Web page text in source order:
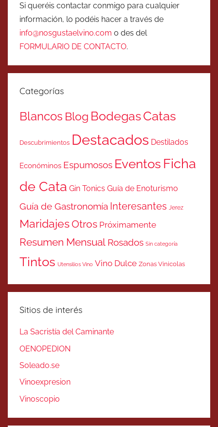
Si queréis contactar conmigo para cualquier
información, lo podéis hacer a través de
info@nosgustaelvino.com o des del
FORMULARIO DE CONTACTO.
Categorías
Blancos Blog BodegasCatas
Descubrimientos Destacados Destilados
Económinos Espumosos Eventos Ficha
de Cata Gin Tonics Guía de Enoturismo
Guía de Gastronomía Interesantes Jerez
MaridajesOtros Próximamente
Resumen Mensual Rosados Sin categoría
Tintos Utensilios Vino Vino Dulce Zonas Vinicolas
Sitios de interés
La Sacristía del Caminante
OENOPEDION
Soleado.se
Vinoexpresion
Vinoscopio